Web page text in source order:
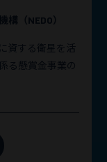
（NEDO）
資する衛星を活
る懸賞金事業の